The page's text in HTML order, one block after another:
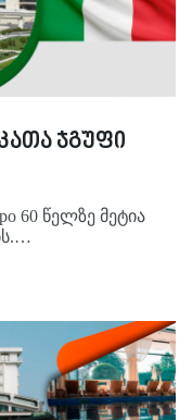
ჯგუფი
60 წელზე მეტია